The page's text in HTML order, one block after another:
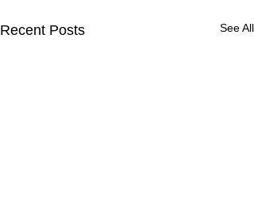
Recent Posts See All